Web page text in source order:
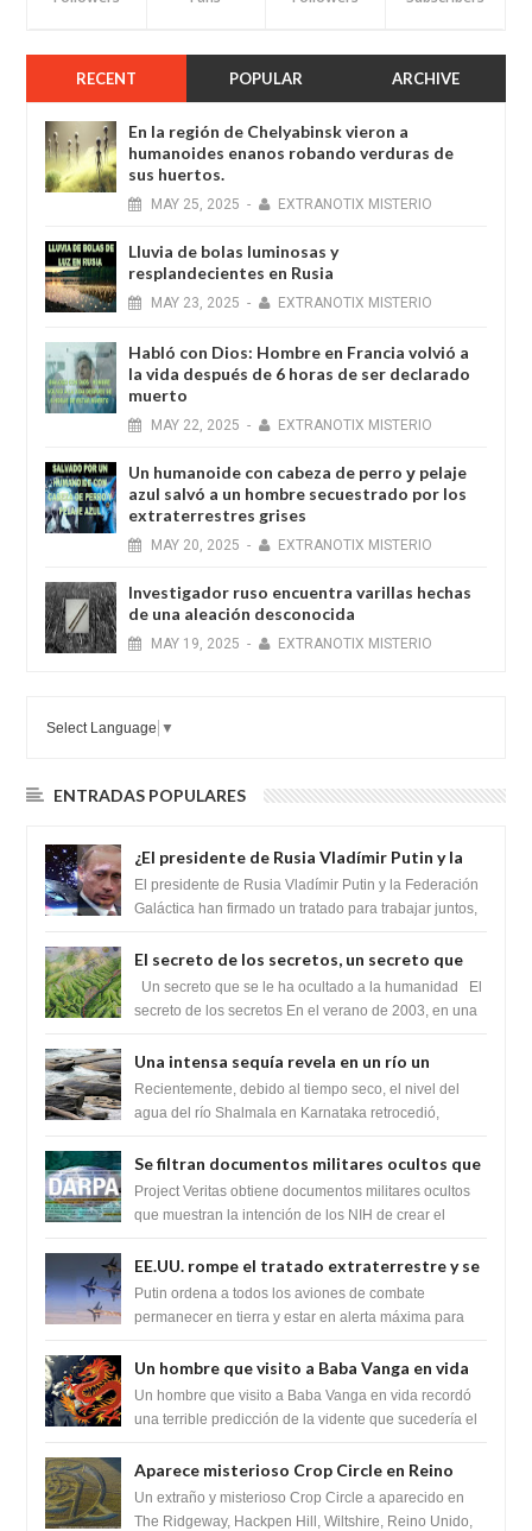
RECENT POPULAR ARCHIVE
En la región de Chelyabinsk vieron a
humanoides enanos robando verduras de
sus huertos.
MAY 25, 2025 - EXTRANOTIX MISTERIO
Lluvia de bolas luminosas y
resplandecientes en Rusia
MAY 23, 2025 - EXTRANOTIX MISTERIO
Habló con Dios: Hombre en Francia volvió a
la vida después de 6 horas de ser declarado
muerto
MAY 22, 2025 - EXTRANOTIX MISTERIO
Un humanoide con cabeza de perro у pelaje
azul salvó a un hombre secuestrado por los
extraterrestres grises
MAY 20, 2025 - EXTRANOTIX MISTERIO
Investigador ruso encuentra varillas hechas
de una aleación desconocida
MAY 19, 2025 - EXTRANOTIX MISTERIO
Select Language ▼
ENTRADAS POPULARES
¿El presidente de Rusia Vladímir Putin y la
Federación Galactica han firmado un
tratado para acabar con los Sionistas?
El presidente de Rusia Vladímir Putin y la Federación
Galáctica han firmado un tratado para trabajar juntos,
El secreto de los secretos, un secreto que
cambiaría por completo el destino de la
humanidad
Un secreto que se le ha ocultado a la humanidad El
secreto de los secretos En el verano de 2003, en una
Una intensa sequía revela en un río un
impresionante hallazgo de miles de Shiva
Lingas
Recientemente, debido al tiempo seco, el nivel del
agua del río Shalmala en Karnataka retrocedió,
Se filtran documentos militares ocultos que
muestran la intención de los NIH de crear el
SARS-CoV-2, utilizando la investigación de
Project Veritas obtiene documentos militares ocultos
que muestran la intención de los NIH de crear el
EE.UU. rompe el tratado extraterrestre y se
prepara para destruir el misterioso satélite
"Caballero Negro"
Putin ordena a todos los aviones de combate
permanecer en tierra y estar en alerta máxima para
Un hombre que visito a Baba Vanga en vida
recordó la terrible predicción de la vidente
para febrero de 2022.
Un hombre que visito a Baba Vanga en vida recordó
una terrible predicción de la vidente que sucedería el
Aparece misterioso Crop Circle en Reino
Unido 23 de junio 2016
Un extraño y misterioso Crop Circle a aparecido en
The Ridgeway, Hackpen Hill, Wiltshire, Reino Unido,